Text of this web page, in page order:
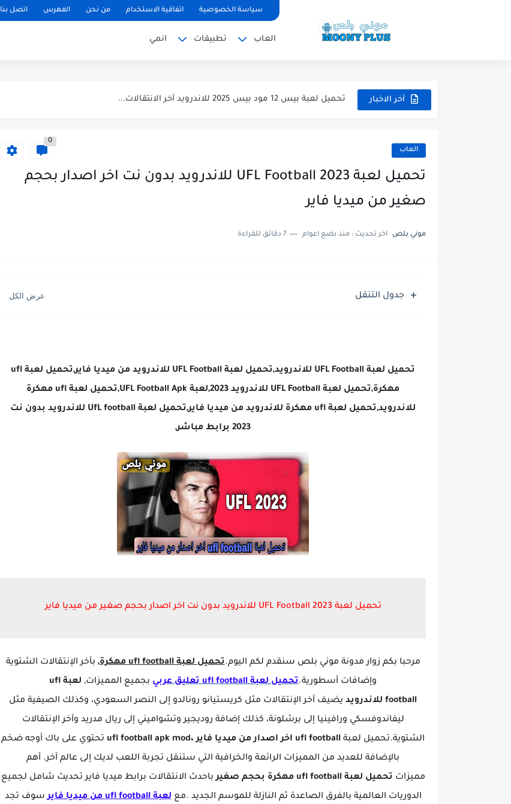
سياسة الخصوصية اتفاقية الاستخدام من نحن الفهرس اتصل بنا
العاب تطبيقات انمي
أخر الاخبار
تحميل لعبة WWE 2k26 للاندرويد PPSSPP من ميديا فاير لعبة...
تحميل لعبة بيس 12 مود بيس 2025 للاندرويد آخر الانتقالات...
تحميل لعبة دريم ليج الأهلي و الزمالك 2025 التحديث الجديد...
تحميل لعبة بيس PES 2019 للاندرويد بدون نت بحجم نسخه...
العاب
0
تحميل لعبة UFL Football 2023 للاندرويد بدون نت اخر اصدار بحجم
صغير من ميديا فاير
موني بلص اخر تحديث : منذ بضع اعوام 7 دقائق للقراءة
جدول التنقل
تحميل لعبة UFL Football للاندرويد,تحميل لعبة UFL Football للاندرويد من ميديا فاير,تحميل لعبة ufl
مهكرة,تحميل لعبة UFL Football للاندرويد 2023,لعبة UFL Football Apk,تحميل لعبة ufl مهكرة
للاندرويد,تحميل لعبة ufl مهكرة للاندرويد من ميديا فاير,تحميل لعبة UfL football للاندرويد بدون نت
2023 برابط مباشر,
تحميل لعبة UFL Football 2023 للاندرويد بدون نت اخر اصدار بحجم صغير من ميديا فاير
مرحبا بكم زوار مدونة موني بلص سنقدم لكم اليوم.تحميل لعبة ufl football مهكرة,
بآخر الإنتقالات الشتوية
وإضافات أسطورية.تحميل لعبة ufl football تعليق عربي بجميع المميزات,
لعبة ufl
football للاندرويد
يضيف آخر الإنتقالات مثل كريستيانو رونالدو إلى النصر السعودي، وكذلك الصيفية مثل
ليفاندوفسكي ورافينيا إلى برشلونة، كذلك إضافة روديجير وتشواميني إلى ريال مدريد وآخر الإنتقالات
الشتوية.تحميل لعبة ufl football اخر اصدار من ميديا فاير ،ufl football apk mod
تحتوي على باك أوجه ضخم
بالإضافة للعديد من المميزات الرائعة والخرافية التي ستنقل تجربة اللعب لديك إلى عالم آخر. أهم
مميزات تحميل لعبة ufl football مهكرة بحجم صغير
باحدث الانتقالات برابط ميديا فاير تحديث شامل لجميع
الدوريات العالمية بالفرق الصاعدة ثم النازلة للموسم الجديد .معلعبة ufl football من ميديا فاير
سوف تجد